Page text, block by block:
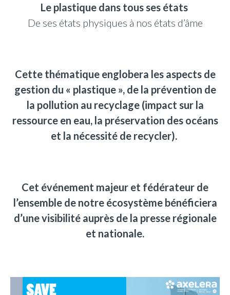
Le plastique dans tous ses états
De ses états physiques à nos états d’âme
Cette thématique englobera les aspects de
gestion du « plastique », de la prévention de
la pollution au recyclage(impact sur la
ressource en eau, la préservation des océans
et la nécessité de recycler).
Cet événement majeur et fédérateur de
l’ensemble de notre écosystème bénéficiera
d’une visibilité auprès de la presse régionale
et nationale.